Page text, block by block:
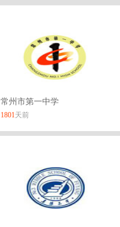
常州市第一中学
1801天前